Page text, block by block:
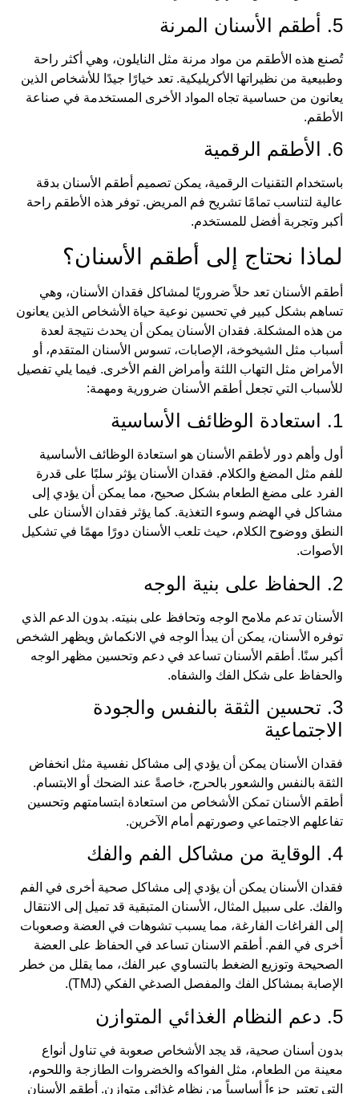
5. أطقم الأسنان المرنة
تُصنع هذه الأطقم من مواد مرنة مثل النايلون، وهي أكثر راحة
وطبيعية من نظيراتها الأكريليكية. تعد خيارًا جيدًا للأشخاص الذين
يعانون من حساسية تجاه المواد الأخرى المستخدمة في صناعة
الأطقم.
6. الأطقم الرقمية
باستخدام التقنيات الرقمية، يمكن تصميم أطقم الأسنان بدقة
عالية لتناسب تمامًا تشريح فم المريض. توفر هذه الأطقم راحة
أكبر وتجربة أفضل للمستخدم.
لماذا نحتاج إلى أطقم الأسنان؟
أطقم الأسنان تعد حلاً ضروريًا لمشاكل فقدان الأسنان، وهي
تساهم بشكل كبير في تحسين نوعية حياة الأشخاص الذين يعانون
من هذه المشكلة. فقدان الأسنان يمكن أن يحدث نتيجة لعدة
أسباب مثل الشيخوخة، الإصابات، تسوس الأسنان المتقدم، أو
الأمراض مثل التهاب اللثة وأمراض الفم الأخرى. فيما يلي تفصيل
للأسباب التي تجعل أطقم الأسنان ضرورية ومهمة:
1. استعادة الوظائف الأساسية
أول وأهم دور لأطقم الأسنان هو استعادة الوظائف الأساسية
للفم مثل المضغ والكلام. فقدان الأسنان يؤثر سلبًا على قدرة
الفرد على مضغ الطعام بشكل صحيح، مما يمكن أن يؤدي إلى
مشاكل في الهضم وسوء التغذية. كما يؤثر فقدان الأسنان على
النطق ووضوح الكلام، حيث تلعب الأسنان دورًا مهمًا في تشكيل
الأصوات.
2. الحفاظ على بنية الوجه
الأسنان تدعم ملامح الوجه وتحافظ على بنيته. بدون الدعم الذي
توفره الأسنان، يمكن أن يبدأ الوجه في الانكماش ويظهر الشخص
أكبر سنًا. أطقم الأسنان تساعد في دعم وتحسين مظهر الوجه
والحفاظ على شكل الفك والشفاه.
3. تحسين الثقة بالنفس والجودة
الاجتماعية
فقدان الأسنان يمكن أن يؤدي إلى مشاكل نفسية مثل انخفاض
الثقة بالنفس والشعور بالحرج، خاصةً عند الضحك أو الابتسام.
أطقم الأسنان تمكن الأشخاص من استعادة ابتسامتهم وتحسين
تفاعلهم الاجتماعي وصورتهم أمام الآخرين.
4. الوقاية من مشاكل الفم والفك
فقدان الأسنان يمكن أن يؤدي إلى مشاكل صحية أخرى في الفم
والفك. على سبيل المثال، الأسنان المتبقية قد تميل إلى الانتقال
إلى الفراغات الفارغة، مما يسبب تشوهات في العضة وصعوبات
أخرى في الفم. أطقم الاسنان تساعد في الحفاظ على العضة
الصحيحة وتوزيع الضغط بالتساوي عبر الفك، مما يقلل من خطر
الإصابة بمشاكل الفك والمفصل الصدغي الفكي (TMJ).
5. دعم النظام الغذائي المتوازن
بدون أسنان صحية، قد يجد الأشخاص صعوبة في تناول أنواع
معينة من الطعام، مثل الفواكه والخضروات الطازجة واللحوم،
التي تعتبر جزءاً أساسياً من نظام غذائي متوازن. أطقم الأسنان